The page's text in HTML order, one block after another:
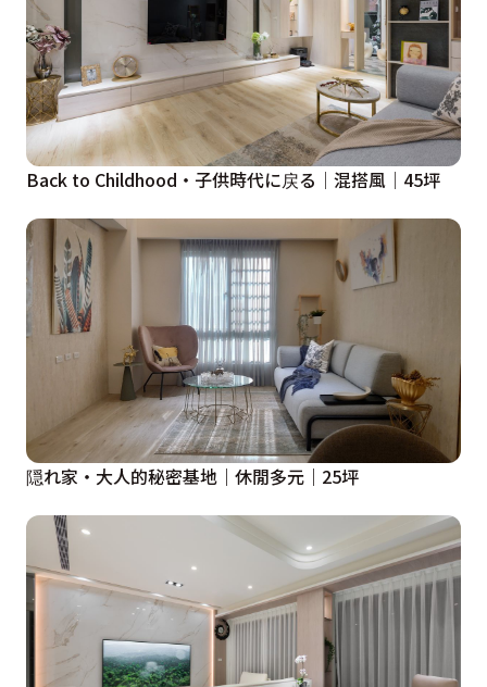
Back to Childhood・子供時代に戻る│混搭風│45坪
隠れ家・大人的秘密基地｜休閒多元｜25坪